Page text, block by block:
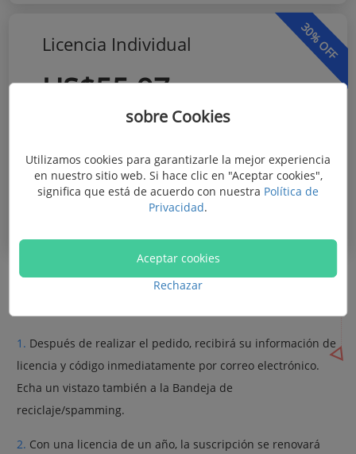
Licencia Individual
US$55.97
(IVA no incluido)
Comprar
30% OFF
1. Después de realizar el pedido, recibirá su información de
licencia y código inmediatamente por correo electrónico.
Echa un vistazo también a la Bandeja de
reciclaje/spamming.
2. Con una licencia de un año, la suscripción se renovará
sobre Cookies
Utilizamos cookies para garantizarle la mejor experiencia
en nuestro sitio web. Si hace clic en "Aceptar cookies",
significa que está de acuerdo con nuestra Política de
Privacidad.
Aceptar cookies
Rechazar